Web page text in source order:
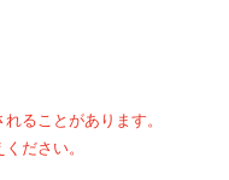
ることがあります。
ださい。